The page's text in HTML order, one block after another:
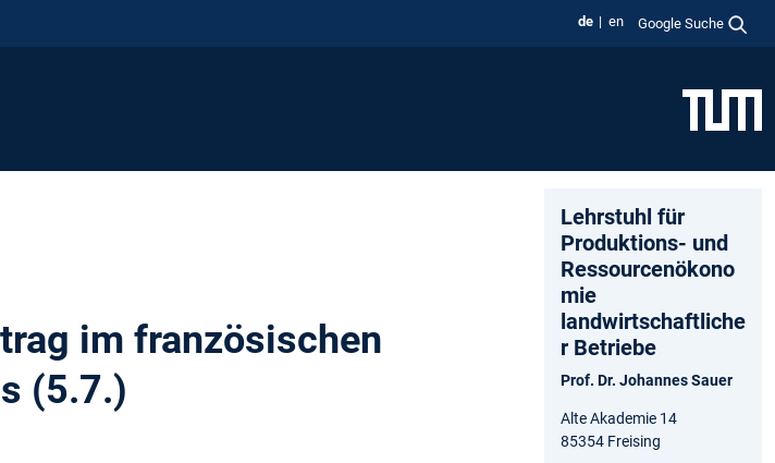
de en Google Suche
im französischen
(5.7.)
Lehrstuhl für
Produktions- und
Ressourcenökono
mie
landwirtschaftliche
r Betriebe
Prof. Dr. Johannes Sauer
Alte Akademie 14
85354 Freising